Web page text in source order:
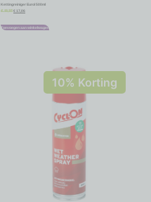
Kettingreiniger Eurol 500ml
18,95 €17,06
Toevoegen aan winkelwagen
10% Korting